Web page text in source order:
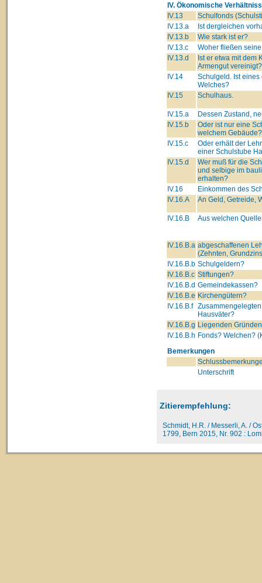
IV. Ökonomische
IV.13
Schulfonds
IV.13.a
Ist dergleichen
IV.13.b
Wie stark ist er?
IV.13.c
Woher fließen
IV.13.d
Ist er etwa mit dem
Armengut vereinigt?
IV.14
Schulgeld. Ist eines
Welches?
IV.15
Schulhaus.
IV.15.a
Dessen Zustand,
IV.15.b
Oder ist nur eine
welchem Gebäude?
IV.15.c
Oder erhält der
einer Schulstube
IV.15.d
Wer muß für die
und selbige im
erhalten?
IV.16
Einkommen des
IV.16.A
An Geld, Getreide,
IV.16.B Aus welchen
IV.16.B.a abgeschaffenen
(Zehnten,
IV.16.B.b Schulgeldern?
IV.16.B.c Stiftungen?
IV.16.B.d Gemeindekassen?
IV.16.B.e Kirchengütern?
IV.16.B.f
Hausväter?
IV.16.B.g Liegenden
IV.16.B.h Fonds? Welchen?
Bemerkungen
Unterschrift
Zitierempfehlung:
Schmidt, H.R. / Messerli, A. /
1799, Bern 2015, Nr. 902 :